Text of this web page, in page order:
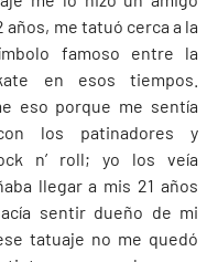
años, me tatuó cerca a la
famoso entre la
en esos tiempos.
eso porque me sentía
los patinadores y
n’ roll; yo los veía
llegar a mis 21 años
sentir dueño de mi
tatuaje no me quedó